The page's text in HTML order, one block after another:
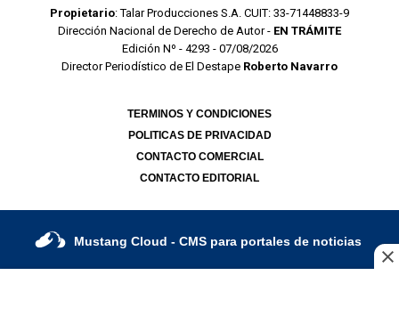
Propietario: Talar Producciones S.A. CUIT: 33-71448833-9
Dirección Nacional de Derecho de Autor - EN TRÁMITE
Edición Nº - 4293 - 07/08/2026
Director Periodístico de El Destape Roberto Navarro
TERMINOS Y CONDICIONES
POLITICAS DE PRIVACIDAD
CONTACTO COMERCIAL
CONTACTO EDITORIAL
Mustang Cloud - CMS para portales de noticias